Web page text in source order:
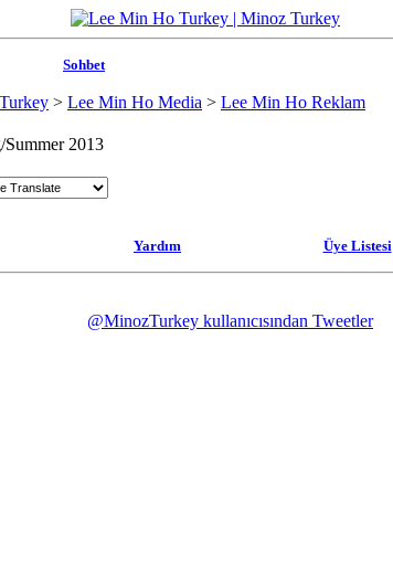
Sohbet
> Lee Min Ho Media > Lee Min Ho Reklam
2013
Yardım Üye Listesi
@MinozTurkey kullanıcısından Tweetler